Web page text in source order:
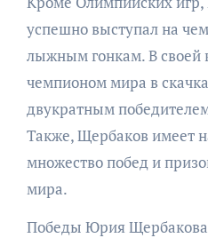
успешно выступал на
лыжным гонкам. В своей
чемпионом мира в
двукратным
Также, Щербаков имеет
множество побед и
мира.
Победы Юрия